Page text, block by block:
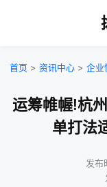
首页 > 资讯中心 > 企业
运筹帷幄!杭
单打法
发布